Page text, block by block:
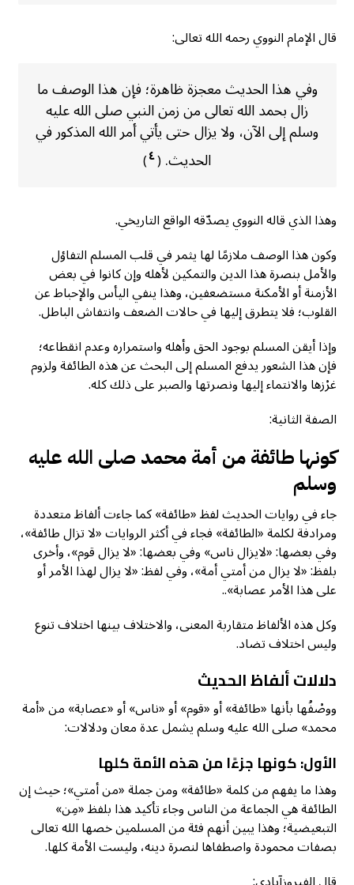
قال الإمام النووي رحمه الله تعالى:
وفي هذا الحديث معجزة ظاهرة؛ فإن هذا الوصف ما
زال بحمد الله تعالى من زمن النبي صلى الله عليه
وسلم إلى الآن، ولا يزال حتى يأتي أمر الله المذكور في
الحديث.(٤)
وهذا الذي قاله النووي يصدّقه الواقع التاريخي.
وكون هذا الوصف ملازمًا لها يثمر في قلب المسلم التفاؤل
والأمل بنصرة هذا الدين والتمكين لأهله وإن كانوا في بعض
الأزمنة أو الأمكنة مستضعفين، وهذا ينفي اليأس والإحباط عن
القلوب؛ فلا يتطرق إليها في حالات الضعف وانتفاش الباطل.
وإذا أيقن المسلم بوجود الحق وأهله واستمراره وعدم انقطاعه؛
فإن هذا الشعور يدفع المسلم إلى البحث عن هذه الطائفة ولزوم
غرْزها والانتماء إليها ونصرتها والصبر على ذلك كله.
الصفة الثانية:
كونها طائفة من أمة محمد صلى الله عليه
وسلم
جاء في روايات الحديث لفظ «طائفة» كما جاءت ألفاظ متعددة
ومرادفة لكلمة «الطائفة» فجاء في أكثر الروايات «لا تزال طائفة»،
وفي بعضها: «لايزال ناس» وفي بعضها: «لا يزال قوم»، وأخرى
بلفظ: «لا يزال من أمتي أمة»، وفي لفظ: «لا يزال لهذا الأمر أو
على هذا الأمر عصابة»..
وكل هذه الألفاظ متقاربة المعنى، والاختلاف بينها اختلاف تنوع
وليس اختلاف تضاد.
دلالات ألفاظ الحديث
ووصْفُها بأنها «طائفة» أو «قوم» أو «ناس» أو «عصابة» من «أمة
محمد» صلى الله عليه وسلم يشمل عدة معان ودلالات:
الأول: كونها جزءًا من هذه الأمة كلها
وهذا ما يفهم من كلمة «طائفة» ومن جملة «من أمتي»؛ حيث إن
الطائفة هي الجماعة من الناس وجاء تأكيد هذا بلفظ «مِن»
التبعيضية؛ وهذا يبين أنهم فئة من المسلمين خصها الله تعالى
بصفات محمودة واصطفاها لنصرة دينه، وليست الأمة كلها.